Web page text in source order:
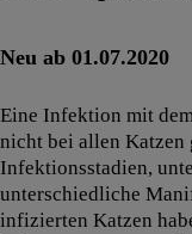
Neu ab 01.07.2020
Eine Infektion mit
nicht bei allen Katzen
Infektionsstadien,
unterschiedliche
infizierten Katzen